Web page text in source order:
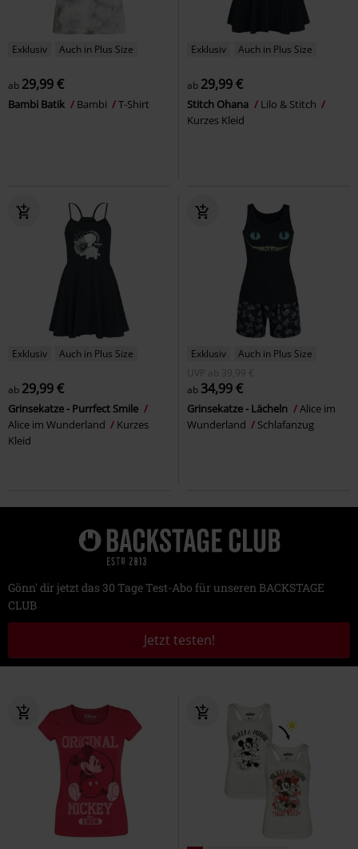
Exklusiv Auch in Plus Size
ab 29,99 €
Bambi Batik Bambi T-Shirt
Exklusiv Auch in Plus Size
ab 29,99 €
Stitch Ohana
Lilo & Stitch
Kurzes Kleid
Exklusiv Auch in Plus Size
ab 29,99 €
Grinsekatze - Purrfect Smile
Alice im Wunderland
Kurzes
Kleid
Exklusiv
Auch in Plus Size
UVP
ab
39,99 €
ab 34,99 €
Grinsekatze - Lächeln
Alice im
Wunderland
Schlafanzug
Gönn' dir jetzt das 30 Tage Test-Abo für unseren BACKSTAGE
CLUB
Jetzt testen!